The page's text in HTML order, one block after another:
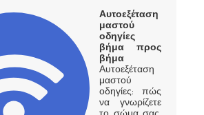
Αυτοεξέταση
μαστού
οδηγίες
βήμα προς
βήμα
Αυτοεξέταση
μαστού
οδηγίες: πώς
να γνωρίζετε